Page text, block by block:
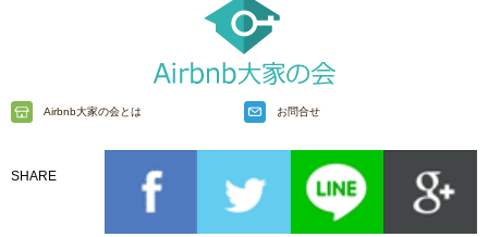
Airbnb大家の会とは お問合せ
SHARE